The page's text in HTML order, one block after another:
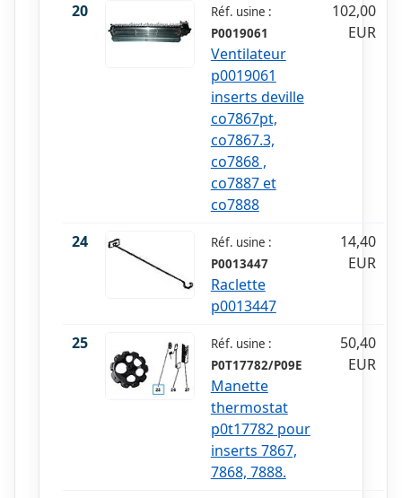
20
Réf. usine :
P0019061
Ventilateur
p0019061
inserts deville
co7867pt,
co7867.3,
co7868 ,
co7887 et
co7888
102,00
EUR
24
Réf. usine :
P0013447
Raclette
p0013447
14,40
EUR
25
Réf. usine :
P0T17782/P09E
Manette
thermostat
p0t17782 pour
inserts 7867,
7868, 7888.
50,40
EUR